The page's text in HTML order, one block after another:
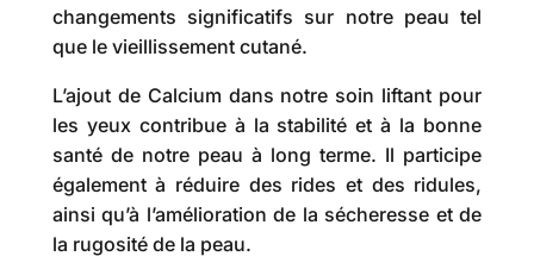
changements significatifs sur notre peau tel
que le vieillissement cutané.
L’ajout de Calcium dans notre soin liftant pour
les yeux contribue à la stabilité et à la bonne
santé de notre peau à long terme. Il participe
également à réduire des rides et des ridules,
ainsi qu’à l’amélioration de la sécheresse et de
la rugosité de la peau.